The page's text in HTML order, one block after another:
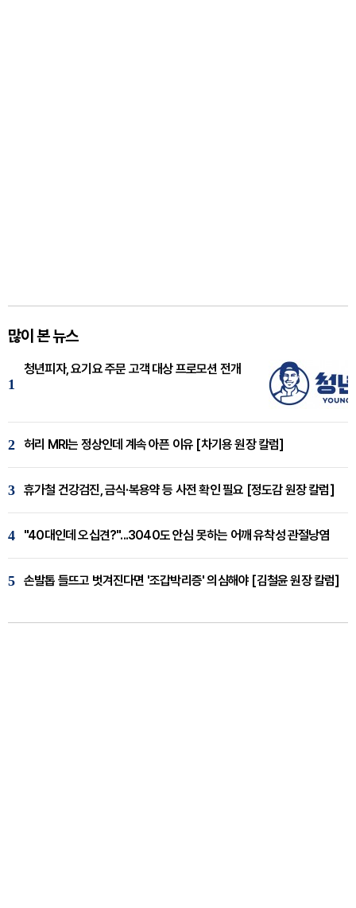
많이 본 뉴스
1
청년피자, 요기요 주문 고객 대상 프로모션 전개
2 허리 MRI는 정상인데 계속 아픈 이유 [차기용 원장 칼럼]
3 휴가철 건강검진, 금식·복용약 등 사전 확인 필요 [정도감 원장 칼럼]
4 "40대인데 오십견?"...3040도 안심 못하는 어깨 유착성 관절낭염
5 손발톱 들뜨고 벗겨진다면 '조갑박리증' 의심해야 [김철윤 원장 칼럼]